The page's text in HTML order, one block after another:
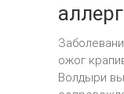
ожог
Волдыри